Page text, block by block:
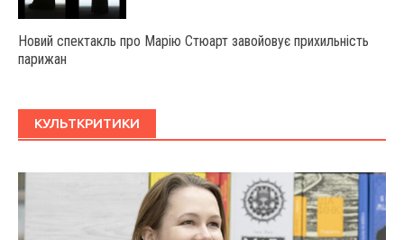
Новий спектакль про Марію Стюарт завойовує прихильність
парижан
КУЛЬТКРИТИКИ